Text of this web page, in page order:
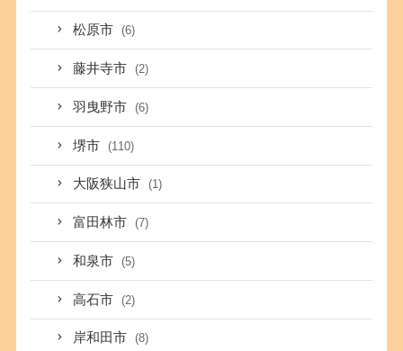
松原市 (6)
藤井寺市 (2)
羽曳野市 (6)
堺市 (110)
大阪狭山市 (1)
富田林市 (7)
和泉市 (5)
高石市 (2)
岸和田市 (8)